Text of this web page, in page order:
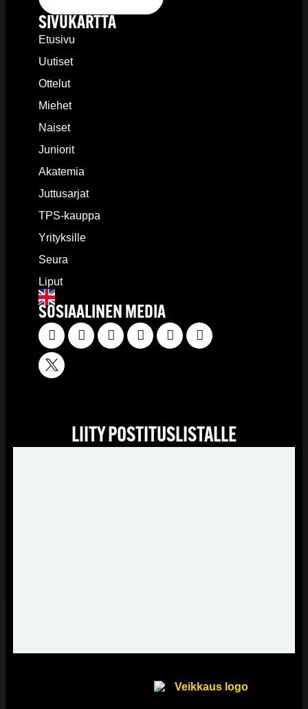
SIVUKARTTA
Etusivu
Uutiset
Ottelut
Miehet
Naiset
Juniorit
Akatemia
Juttusarjat
TPS-kauppa
Yrityksille
Seura
Liput
SOSIAALINEN MEDIA
LIITY POSTITUSLISTALLE